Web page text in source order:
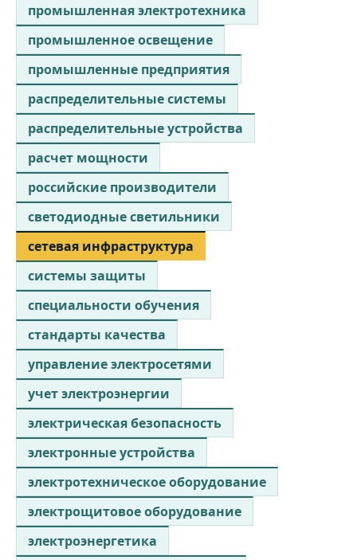
промышленная электротехника
промышленное освещение
промышленные предприятия
распределительные системы
распределительные устройства
расчет мощности
российские производители
светодиодные светильники
сетевая инфраструктура
системы защиты
специальности обучения
стандарты качества
управление электросетями
учет электроэнергии
электрическая безопасность
электронные устройства
электротехническое оборудование
электрощитовое оборудование
электроэнергетика